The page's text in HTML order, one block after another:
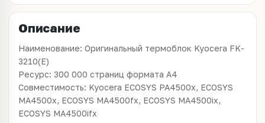
Описание
Наименование: Оригинальный термоблок Kyocera FK-
3210(E)
Ресурс: 300 000 страниц формата А4
Совместимость: Kyocera ECOSYS PA4500x, ECOSYS
MA4500x, ECOSYS MA4500fx, ECOSYS MA4500ix,
ECOSYS MA4500ifx